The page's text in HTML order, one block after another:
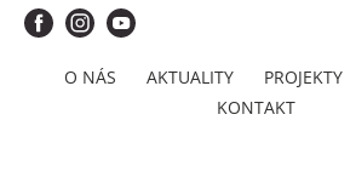
O NÁS AKTUALITY PROJEKTY
KONTAKT